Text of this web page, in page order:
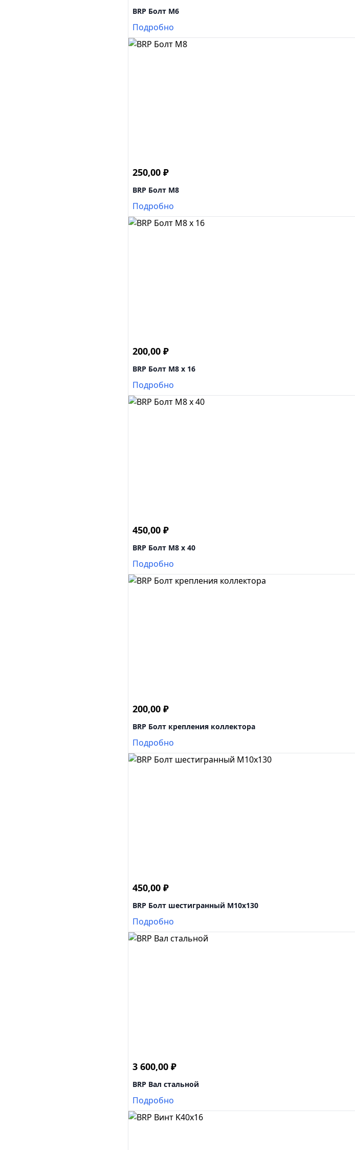
BRP Болт M6
Подробно
250,00 ₽
BRP Болт M8
Подробно
200,00 ₽
BRP Болт M8 x 16
Подробно
450,00 ₽
BRP Болт M8 x 40
Подробно
200,00 ₽
BRP Болт крепления коллектора
Подробно
450,00 ₽
BRP Болт шестигранный M10x130
Подробно
3 600,00 ₽
BRP Вал стальной
Подробно